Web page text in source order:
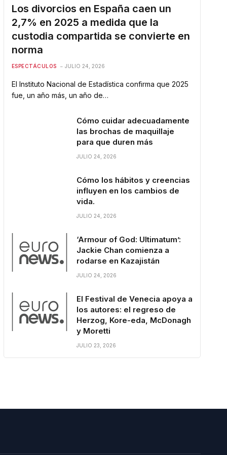
Los divorcios en España caen un
2,7% en 2025 a medida que la
custodia compartida se convierte en
norma
ESPECTÁCULOS JULIO 24, 2026
El Instituto Nacional de Estadística confirma que 2025
fue, un año más, un año de…
Cómo cuidar adecuadamente
las brochas de maquillaje
para que duren más
JULIO 24, 2026
Cómo los hábitos y creencias
influyen en los cambios de
vida.
JULIO 24, 2026
‘Armour of God: Ultimatum’:
Jackie Chan comienza a
rodarse en Kazajistán
JULIO 24, 2026
El Festival de Venecia apoya a
los autores: el regreso de
Herzog, Kore-eda, McDonagh
y Moretti
JULIO 23, 2026